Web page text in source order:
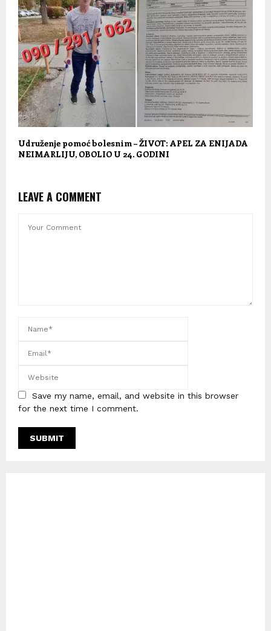
Udruženje pomoć bolesnim – ŽIVOT: APEL ZA ENIJADA
NEIMARLIJU, OBOLIO U 24. GODINI
LEAVE A COMMENT
Save my name, email, and website in this browser
for the next time I comment.